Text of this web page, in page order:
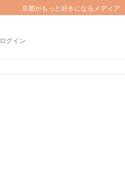
京都がもっと好きになるメディア
ログイン